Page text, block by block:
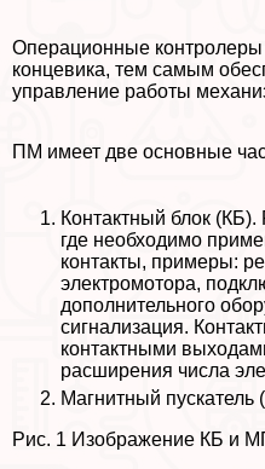
Операционные
концевика, тем самым
управление работы
ПМ имеет две основные
Контактный блок
где необходимо
контакты, примеры:
электромотора,
дополнительного
сигнализация.
контактными
расширения числа
Магнитный пускатель
Рис. 1 Изображение КБ и